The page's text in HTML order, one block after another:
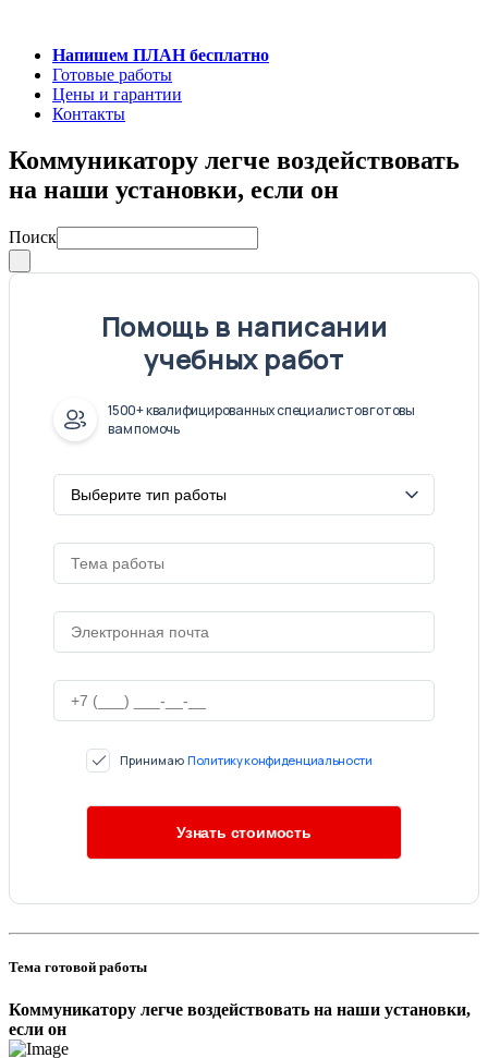
Напишем ПЛАН бесплатно
Готовые работы
Цены и гарантии
Контакты
Коммуникатору легче воздействовать
на наши установки, если он
Поиск
Помощь в написании
учебных работ
1500+ квалифицированных специалистов готовы
вам помочь
Принимаю Политику конфиденциальности
Тема готовой работы
Коммуникатору легче воздействовать на наши установки,
если он